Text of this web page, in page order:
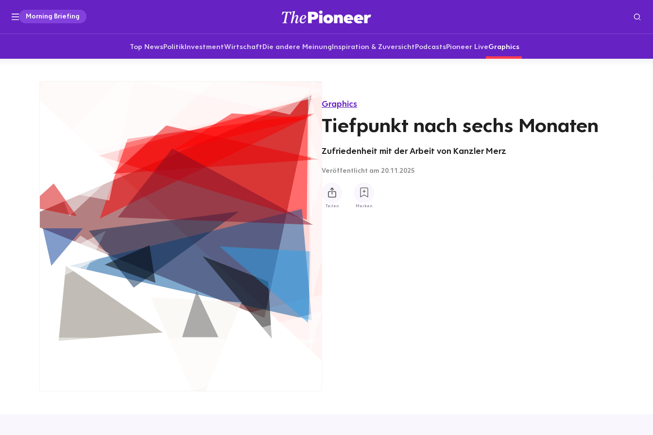
Morning Briefing
Top NewsPolitikInvestmentWirtschaftDie andere MeinungInspiration & ZuversichtPodcastsPioneer LiveGraphics
Graphics
Tiefpunkt nach sechs Monaten
Zufriedenheit mit der Arbeit von Kanzler Merz
Veröffentlicht am 20.11.2025
Teilen Merken